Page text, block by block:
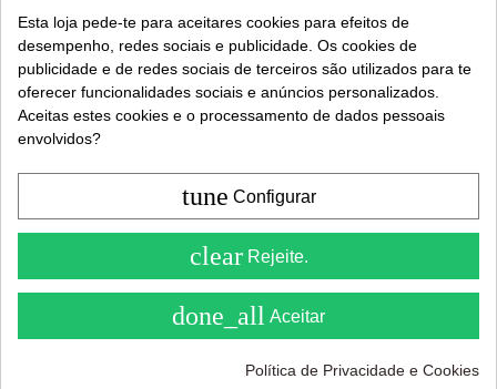
mesas.
Largura: 60.5 cms. Fundo: 52 cms. Altura total: 83,5 cms.
Altura do assento: 48 cms.
Mais informações
Adicionar ao carrinho
Esta loja pede-te para aceitares cookies para efeitos de
desempenho, redes sociais e publicidade. Os cookies de
publicidade e de redes sociais de terceiros são utilizados para te
oferecer funcionalidades sociais e anúncios personalizados.
Aceitas estes cookies e o processamento de dados pessoais
envolvidos?
tune Configurar
clear Rejeite.
done_all Aceitar
Política de Privacidade e Cookies